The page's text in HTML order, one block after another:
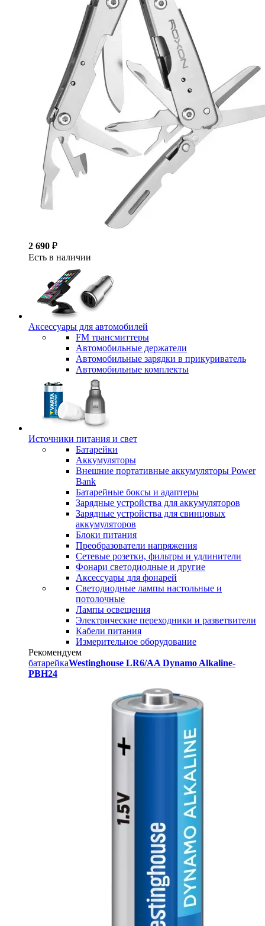
2 690 ₽
Есть в наличии
Аксессуары для автомобилей
FM трансмиттеры
Автомобильные держатели
Автомобильные зарядки в прикуриватель
Автомобильные комплекты
Источники питания и свет
Батарейки
Аккумуляторы
Внешние портативные аккумуляторы Power
Bank
Батарейные боксы и адаптеры
Зарядные устройства для аккумуляторов
Зарядные устройства для свинцовых
аккумуляторов
Блоки питания
Преобразователи напряжения
Сетевые розетки, фильтры и удлинители
Фонари светодиодные и другие
Аксессуары для фонарей
Светодиодные лампы настольные и
потолочные
Лампы освещения
Электрические переходники и разветвители
Кабели питания
Измерительное оборудование
Рекомендуем
батарейкаWestinghouse LR6/AA Dynamo Alkaline-
PBH24